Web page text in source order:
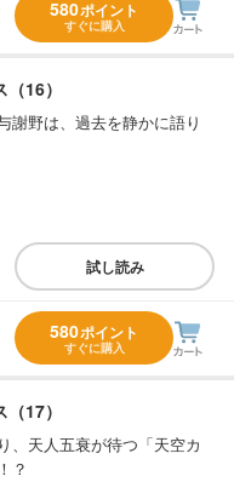
580ポイント
すぐに購入
16）
謝野は、過去を静かに語り
試し読み
580ポイント
すぐに購入
17）
天人五衰が待つ「天空カ
？